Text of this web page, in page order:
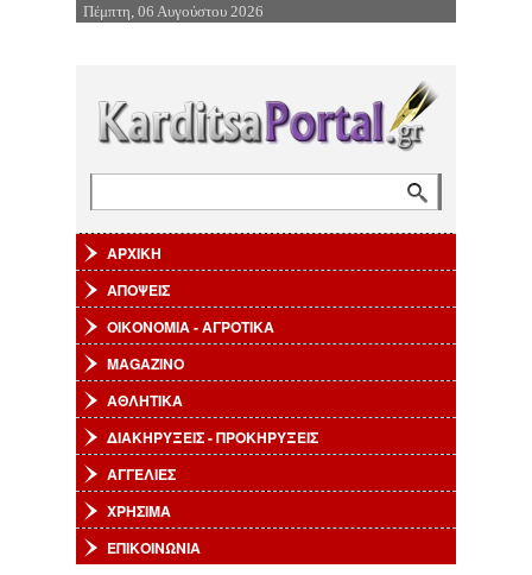
Επιστροφή στην Πλοήγηση
Πέμπτη, 06 Αυγούστου 2026
ΑΡΧΙΚΗ
ΑΠΟΨΕΙΣ
ΟΙΚΟΝΟΜΙΑ - ΑΓΡΟΤΙΚΑ
MAGAZINO
ΑΘΛΗΤΙΚΑ
ΔΙΑΚΗΡΥΞΕΙΣ - ΠΡΟΚΗΡΥΞΕΙΣ
ΑΓΓΕΛΙΕΣ
ΧΡΗΣΙΜΑ
ΕΠΙΚΟΙΝΩΝΙΑ